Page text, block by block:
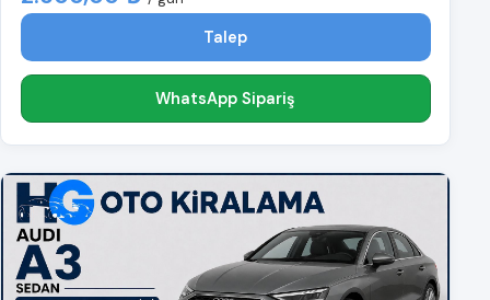
Talep
WhatsApp Sipariş